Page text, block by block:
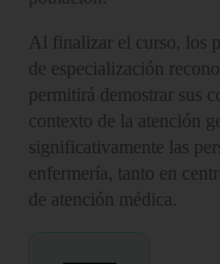
Al finalizar el curso, los
de especialización
permitirá demostrar sus
contexto de la atención
significativamente las
enfermería, tanto en
de atención médica.